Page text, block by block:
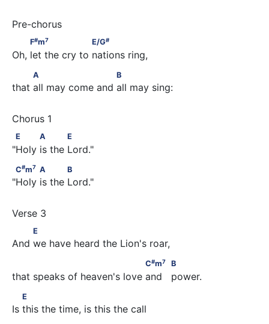
F# E/G
F#m7 E/G#
Oh, let the cry to nations ring,
A                      B
A B
that all may come and all may sing:
E          A            E
E A E
"Holy is the Lord."
C# m7 A            B
C#m7 A B
"Holy is the Lord."
E
E
And we have heard the Lion's roar,
B
C#m7 B
that speaks of heaven's love and   power.
E
E
Is this the time, is this the call